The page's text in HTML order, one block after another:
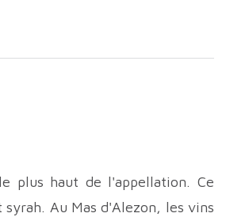
plus haut de l'appellation. Ce
Au Mas d'Alezon, les vins